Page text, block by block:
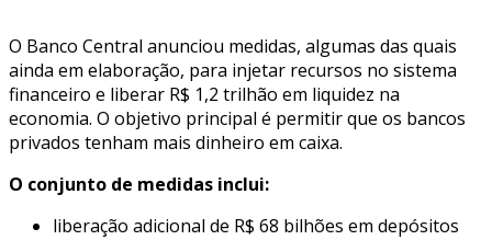
O Banco Central anunciou medidas, algumas das quais
ainda em elaboração, para injetar recursos no sistema
financeiro e liberar R$ 1,2 trilhão em liquidez na
economia. O objetivo principal é permitir que os bancos
privados tenham mais dinheiro em caixa.
O conjunto de medidas inclui:
liberação adicional de R$ 68 bilhões em depósitos